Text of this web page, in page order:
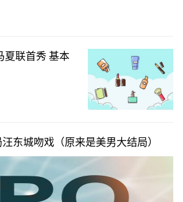
夏联首秀 基本
东城吻戏（原来是美男大结局）